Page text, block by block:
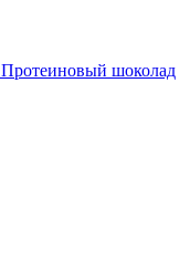
Протеиновый шоколад